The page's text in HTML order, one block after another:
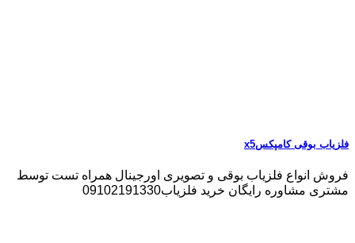
فلزیاب بوقی کامپکسx5
فروش انواع فلزیاب بوقی و تصویری اورجینال همراه تست توسط
مشتری مشاوره رایگان خرید فلزیاب09102191330